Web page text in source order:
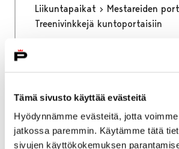
Tämä sivusto käyttää evästeitä
Hyödynnämme evästeitä, jotta
jatkossa paremmin. Käytämme tätä
sivujen käyttökokemuksen
Liikuntapaikat
Mestareiden
Treenivinkkejä kuntoportaisiin
kuntoportaisiin